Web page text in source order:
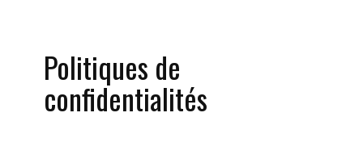
Politiques de
confidentialités